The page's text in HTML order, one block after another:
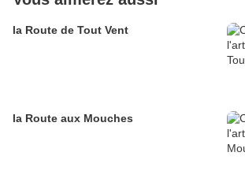
la Route de Tout Vent
la Route aux Mouches